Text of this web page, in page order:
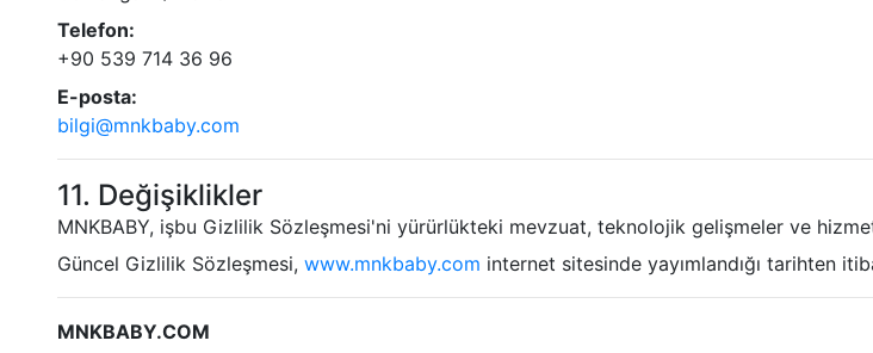
Telefon:
+90 539 714 36 96
E-posta:
bilgi@mnkbaby.com
11. Değişiklikler
MNKBABY, işbu Gizlilik Sözleşmesi'ni yürürlükteki mevzuat, teknolojik gelişmeler ve
Güncel Gizlilik Sözleşmesi, www.mnkbaby.com internet sitesinde yayımlandığı tarihten
MNKBABY.COM